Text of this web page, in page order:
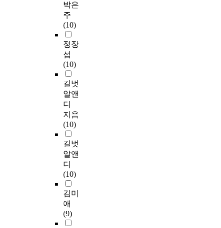
박은
주
(10)
정장
섭
(10)
길벗
알앤
디
지음
(10)
길벗
알앤
디
(10)
김미
애
(9)